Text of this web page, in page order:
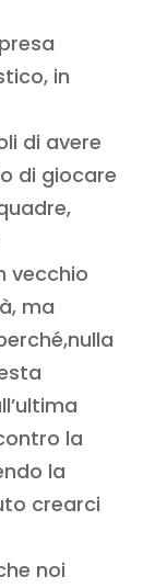
in
di avere
di giocare
vecchio
ma
la
la
crearci
noi